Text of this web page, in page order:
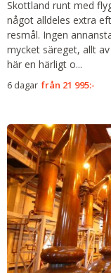
Skottland runt med
något alldeles extra
resmål. Ingen
mycket säreget, allt
här en härligt o...
6 dagar från 21 995:-